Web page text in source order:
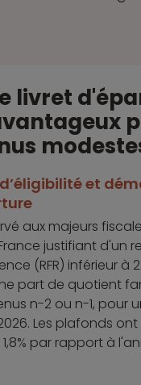
1%
(Standard
Plus), 1,50%
(Premium),
2,50%
(Metal),
2,75%
(Ultra)
100
2,75%
€
le livret
et
aux majeurs
justifiant d'un
(RFR) inférieur à
part de quotient
n-2 ou n-1, pour
Les plafonds
par rapport à